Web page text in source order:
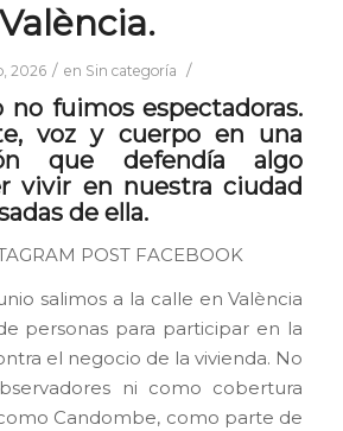
València.
2026 / en Sin categoría /
no fuimos espectadoras.
voz y cuerpo en una
que defendía algo
vivir en nuestra ciudad
de ella.
POST FACEBOOK
salimos a la calle en València
personas para participar en la
el negocio de la vivienda. No
ni como cobertura
Candombe, como parte de